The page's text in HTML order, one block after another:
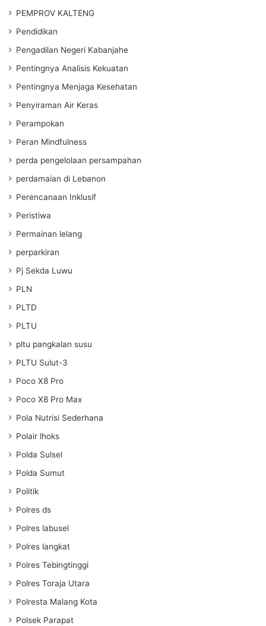
PEMPROV KALTENG
Pendidikan
Pengadilan Negeri Kabanjahe
Pentingnya Analisis Kekuatan
Pentingnya Menjaga Kesehatan
Penyiraman Air Keras
Perampokan
Peran Mindfulness
perda pengelolaan persampahan
perdamaian di Lebanon
Perencanaan Inklusif
Peristiwa
Permainan lelang
perparkiran
Pj Sekda Luwu
PLN
PLTD
PLTU
pltu pangkalan susu
PLTU Sulut-3
Poco X8 Pro
Poco X8 Pro Max
Pola Nutrisi Sederhana
Polair lhoks
Polda Sulsel
Polda Sumut
Politik
Polres ds
Polres labusel
Polres langkat
Polres Tebingtinggi
Polres Toraja Utara
Polresta Malang Kota
Polsek Parapat